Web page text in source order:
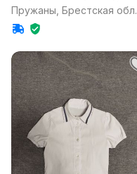
140 (9 лет)
Пружаны, Брестская обл.